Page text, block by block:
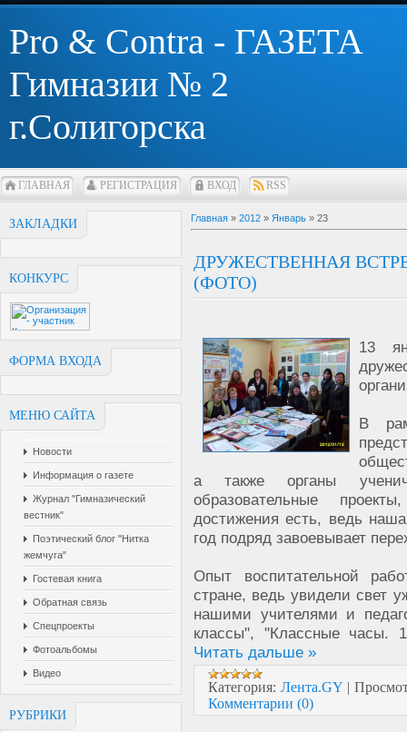
Pro & Contra - ГАЗЕТА
Гимназии № 2
г.Солигорска
ГЛАВНАЯ РЕГИСТРАЦИЯ ВХОД RSS
ЗАКЛАДКИ
КОНКУРС
ФОРМА ВХОДА
МЕНЮ САЙТА
Новости
Информация о газете
Журнал "Гимназический
вестник"
Поэтический блог "Нитка
жемчуга"
Гостевая книга
Обратная связь
Спецпроекты
Фотоальбомы
Видео
РУБРИКИ
Главная » 2012 » Январь » 23
ДРУЖЕСТВЕННАЯ
(ФОТО)
13
В
а также органы
образовательные
достижения есть, ведь
год подряд завоевывает
Опыт воспитательной
стране, ведь увидели свет
нашими учителями и
классы", "Классные часы.
Читать дальше »
Категория: Лента.GY |
Комментарии (0)